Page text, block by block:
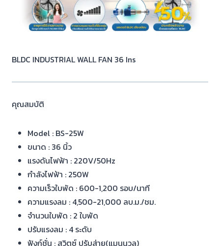
BLDC INDUSTRIAL WALL FAN 36 Ins
คุณสมบัติ
Model : BS-25W
ขนาด : 36 นิ้ว
แรงดันไฟฟ้า : 220V/50Hz
กำลังไฟฟ้า : 250W
ความเร็วใบพัด : 600-1,200 รอบ/นาที
ความแรงลม : 4,500-21,000 ลบ.ม./ชม.
จำนวนใบพัด : 2 ใบพัด
ปรับแรงลม : 4 ระดับ
ฟังก์ชั่น : สวิตซ์ ปรับส่าย(แมนนวล)